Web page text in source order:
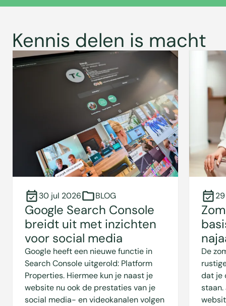
Kennis delen is macht
30 jul 2026 BLOG
Google Search Console
breidt uit met inzichten
voor social media
Google heeft een nieuwe functie in
Search Console uitgerold: Platform
Properties. Hiermee kun je naast je
website nu ook de prestaties van je
social media- en videokanalen volgen
De
dat je
staan.